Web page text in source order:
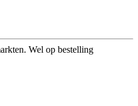
Wel op bestelling